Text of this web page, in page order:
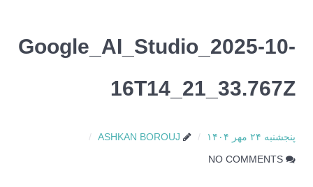
Google_AI_Studio_2025-10-
16T14_21_33.767Z
پنجشنبه ۲۴ مهر ۱۴۰۴ ASHKAN BOROUJ
NO COMMENTS